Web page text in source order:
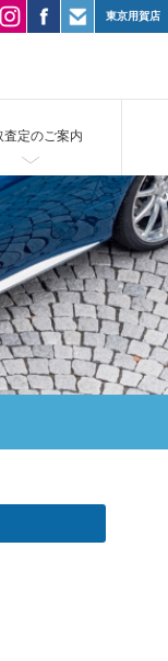
東京用賀店
査定のご案内